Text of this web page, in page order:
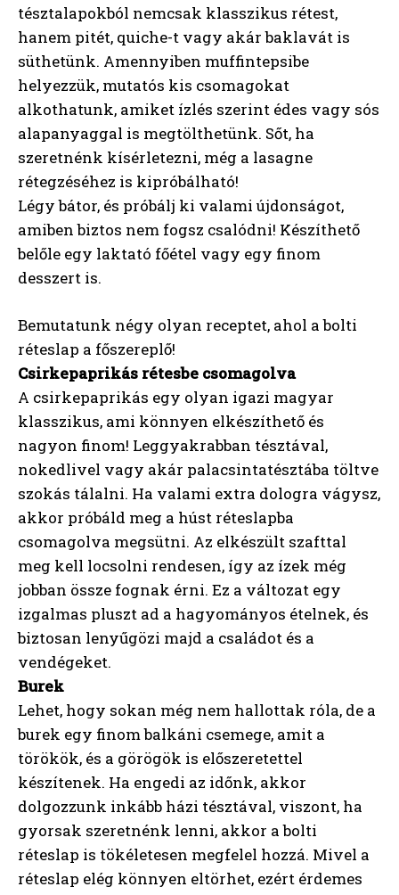
tésztalapokból nemcsak klasszikus rétest,
hanem pitét, quiche-t vagy akár baklavát is
süthetünk. Amennyiben muffintepsibe
helyezzük, mutatós kis csomagokat
alkothatunk, amiket ízlés szerint édes vagy sós
alapanyaggal is megtölthetünk. Sőt, ha
szeretnénk kísérletezni, még a lasagne
rétegzéséhez is kipróbálható!
Légy bátor, és próbálj ki valami újdonságot,
amiben biztos nem fogsz csalódni! Készíthető
belőle egy laktató főétel vagy egy finom
desszert is.
Bemutatunk négy olyan receptet, ahol a bolti
réteslap a főszereplő!
Csirkepaprikás rétesbe csomagolva
A csirkepaprikás egy olyan igazi magyar
klasszikus, ami könnyen elkészíthető és
nagyon finom! Leggyakrabban tésztával,
nokedlivel vagy akár palacsintatésztába töltve
szokás tálalni. Ha valami extra dologra vágysz,
akkor próbáld meg a húst réteslapba
csomagolva megsütni. Az elkészült szafttal
meg kell locsolni rendesen, így az ízek még
jobban össze fognak érni. Ez a változat egy
izgalmas pluszt ad a hagyományos ételnek, és
biztosan lenyűgözi majd a családot és a
vendégeket.
Burek
Lehet, hogy sokan még nem hallottak róla, de a
burek egy finom balkáni csemege, amit a
törökök, és a görögök is előszeretettel
készítenek. Ha engedi az időnk, akkor
dolgozzunk inkább házi tésztával, viszont, ha
gyorsak szeretnénk lenni, akkor a bolti
réteslap is tökéletesen megfelel hozzá. Mivel a
réteslap elég könnyen eltörhet, ezért érdemes